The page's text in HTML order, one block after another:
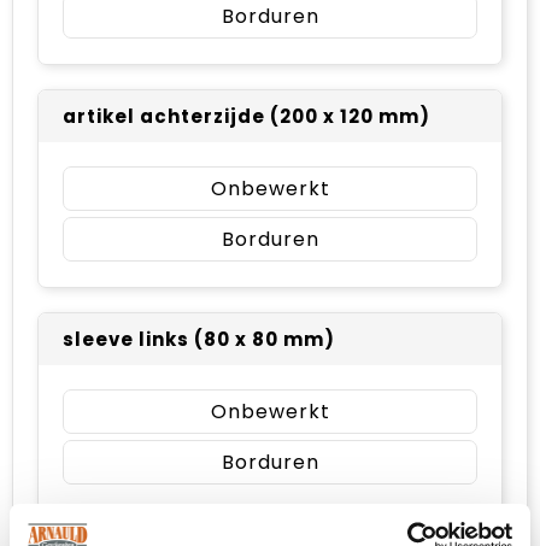
Borduren
artikel achterzijde (200 x 120 mm)
Onbewerkt
Borduren
sleeve links (80 x 80 mm)
Onbewerkt
Borduren